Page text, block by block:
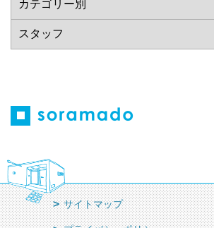
サイトマップ